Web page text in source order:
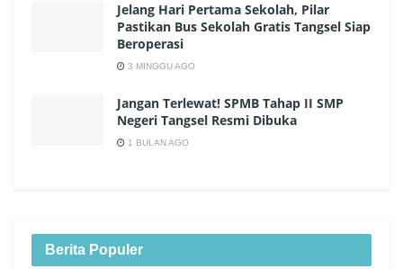
Jelang Hari Pertama Sekolah, Pilar
Pastikan Bus Sekolah Gratis Tangsel Siap
Beroperasi
3 MINGGU AGO
Jangan Terlewat! SPMB Tahap II SMP
Negeri Tangsel Resmi Dibuka
1 BULAN AGO
Berita Populer